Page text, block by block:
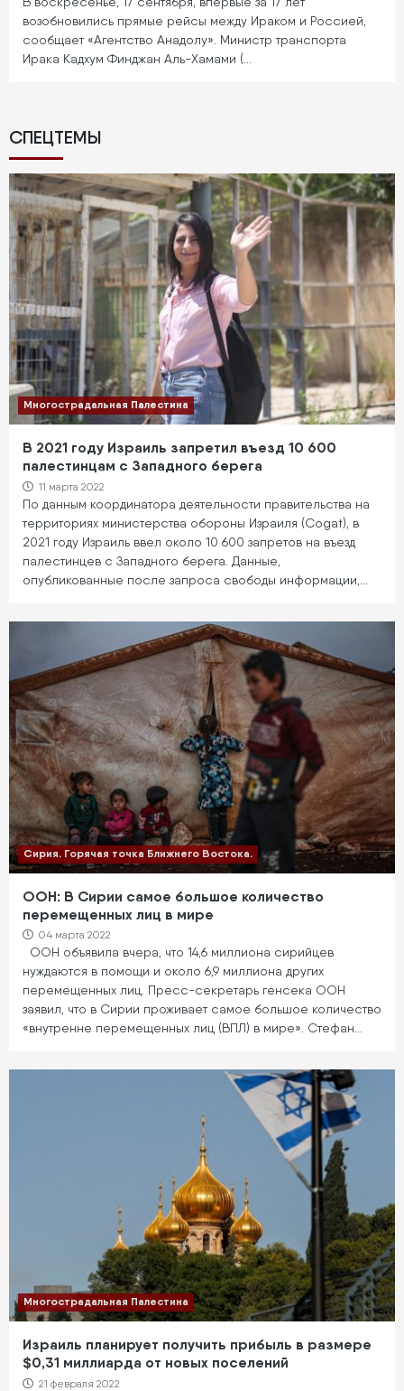
возобновились прямые рейсы между Ираком и Россией,
сообщает «Агентство Анадолу». Министр транспорта
Ирака Кадхум Финджан Аль-Хамами (…
СПЕЦТЕМЫ
Многострадальная Палестина
В 2021 году Израиль запретил въезд 10 600
палестинцам с Западного берега
11 марта 2022
По данным координатора деятельности правительства на
территориях министерства обороны Израиля (Cogat), в
2021 году Израиль ввел около 10 600 запретов на въезд
палестинцев с Западного берега. Данные,
опубликованные после запроса свободы информации,…
Сирия. Горячая точка Ближнего Востока.
ООН: В Сирии самое большое количество
перемещенных лиц в мире
04 марта 2022
ООН объявила вчера, что 14,6 миллиона сирийцев
нуждаются в помощи и около 6,9 миллиона других
перемещенных лиц. Пресс-секретарь генсека ООН
заявил, что в Сирии проживает самое большое количество
«внутренне перемещенных лиц (ВПЛ) в мире». Стефан…
Многострадальная Палестина
Израиль планирует получить прибыль в размере
$0,31 миллиарда от новых поселений
21 февраля 2022